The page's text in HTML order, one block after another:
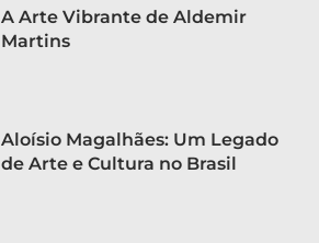
A Arte Vibrante de Aldemir
Martins
Aloísio Magalhães: Um Legado
de Arte e Cultura no Brasil